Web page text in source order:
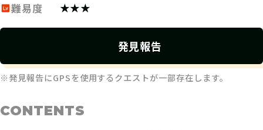
難易度
★★★
発見報告
※発見報告にGPSを使用するクエストが一部存在します。
CONTENTS